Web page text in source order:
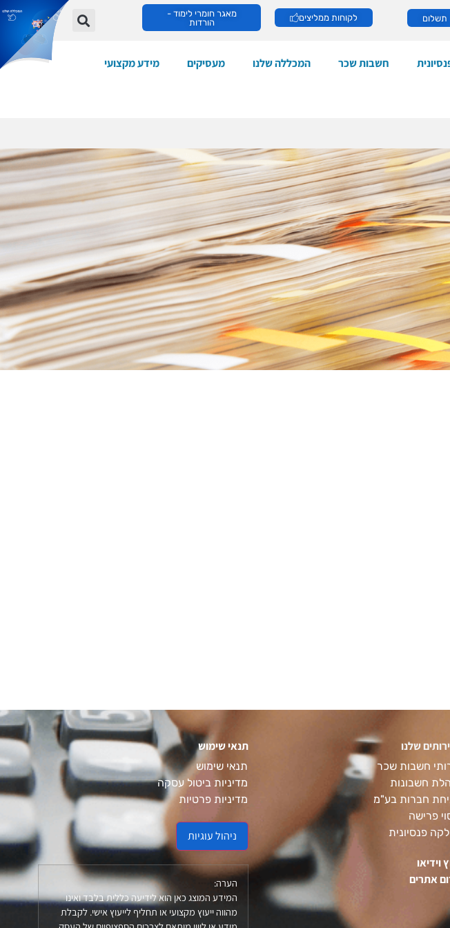
תשלום לקוחות ממליצים
מאגר חומרי לימוד -
הורדות
חשבות שכר המכללה שלנו מעסיקים מידע מקצועי
שלנו
חשבות שכר
חשבונות
חברות בע"מ
פרישה
פנסיונית
וידיאו
אתרים
תנאי שימוש
תנאי שימוש
מדיניות ביטול עסקה
מדיניות פרטיות
ניהול עוגיות
הערה:
המידע המוצג כאן הוא לידיעה כללית בלבד ואינו
מהווה ייעוץ מקצועי או תחליף לייעוץ אישי. לקבלת